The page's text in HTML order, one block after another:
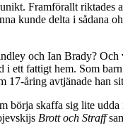
Framförallt
kunde delta i sådana
och Ian Brady?
ett fattigt hem. Som
17-åring avtjänade han
börja skaffa sig lite
Brott och Straff